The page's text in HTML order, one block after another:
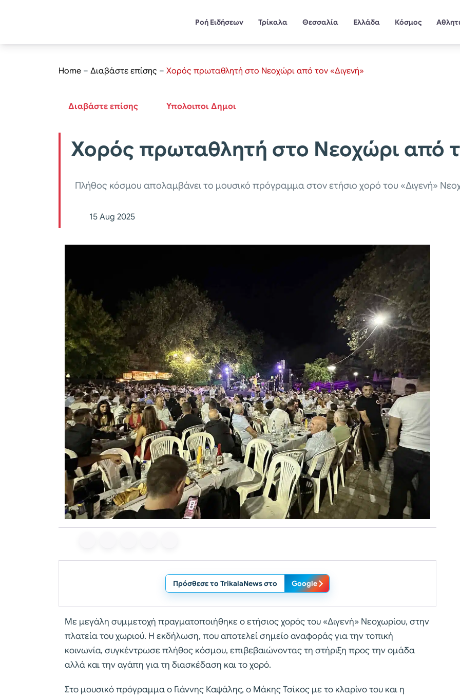
Ροή Ειδήσεων Τρίκαλα Θεσσαλία Ελλάδα Κόσμος
Home – Διαβάστε επίσης – Χορός πρωταθλητή στο Νεοχώρι από τον «Διγενή»
Διαβάστε επίσης Υπολοιποι Δημοι
Χορός πρωταθλητή στο Νεοχώρι από
Πλήθος κόσμου απολαμβάνει το μουσικό πρόγραμμα στον ετήσιο χορό του «Διγενή»
15 Aug 2025
Πρόσθεσε το TrikalaNews στο Google
Με μεγάλη συμμετοχή πραγματοποιήθηκε ο ετήσιος χορός του «Διγενή» Νεοχωρίου, στην
πλατεία του χωριού. Η εκδήλωση, που αποτελεί σημείο αναφοράς για την τοπική
κοινωνία, συγκέντρωσε πλήθος κόσμου, επιβεβαιώνοντας τη στήριξη προς την ομάδα
αλλά και την αγάπη για τη διασκέδαση και το χορό.
Στο μουσικό πρόγραμμα ο Γιάννης Καψάλης, ο Μάκης Τσίκος με το κλαρίνο του και η